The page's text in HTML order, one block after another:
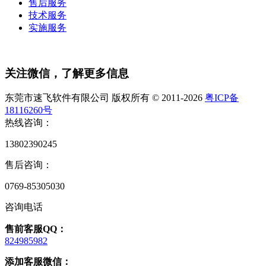
售后服务
技术服务
实施服务
关注微信，了解更多信息
东莞市速飞软件有限公司 版权所有 © 2011-2026 粤ICP备
18116260号
热线咨询：
13802390245
售后咨询：
0769-85305030
咨询电话
售前客服QQ：
824985982
添加客服微信：